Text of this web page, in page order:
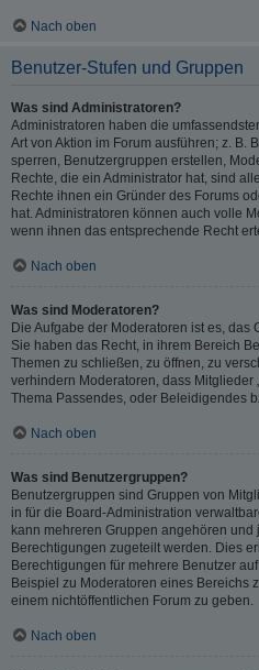
Nach oben
Benutzer-Stufen und Gruppen
Was sind Administratoren?
Administratoren haben die
Art von Aktion im Forum ausführen; z. B.
sperren, Benutzergruppen erstellen,
Rechte, die ein Administrator hat, sind
Rechte ihnen ein Gründer des Forums
hat. Administratoren können auch volle
wenn ihnen das entsprechende Recht
Nach oben
Was sind Moderatoren?
Die Aufgabe der Moderatoren ist es, das
Sie haben das Recht, in ihrem Bereich
Themen zu schließen, zu öffnen, zu
verhindern Moderatoren, dass Mitglieder
Thema Passendes, oder Beleidigendes
Nach oben
Was sind Benutzergruppen?
Benutzergruppen sind Gruppen von
in für die Board-Administration
kann mehreren Gruppen angehören und
Berechtigungen zugeteilt werden. Dies
Berechtigungen für mehrere Benutzer
Beispiel zu Moderatoren eines Bereichs
einem nichtöffentlichen Forum zu geben.
Nach oben